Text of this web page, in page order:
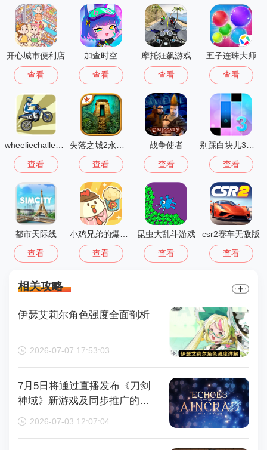
开心城市便利店
查看
加查时空
查看
摩托狂飙游戏
查看
五子连珠大师
查看
查看 查看
战争使者
查看 查看
都市天际线
查看 查看
昆虫大乱斗游戏
查看
csr2赛车无敌版
查看
相关攻略
伊瑟艾莉尔角色强度全面剖析
2026-07-07 17:53:03
7月5日将通过直播发布《刀剑
神域》新游戏及同步推广的动
画内容，整场直播时长为110分
2026-07-03 12:07:04